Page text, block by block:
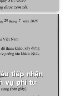
tiếp nhận
vụ phi tư